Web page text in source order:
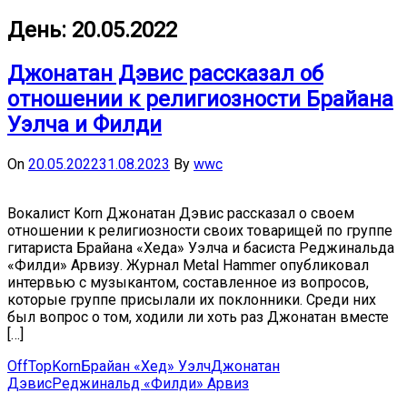
День: 20.05.2022
Джонатан Дэвис рассказал об
отношении к религиозности Брайана
Уэлча и Филди
On 20.05.202231.08.2023 By wwc
Вокалист Korn Джонатан Дэвис рассказал о своем
отношении к религиозности своих товарищей по группе
гитариста Брайана «Хеда» Уэлча и басиста Реджинальда
«Филди» Арвизу. Журнал Metal Hammer опубликовал
интервью с музыкантом, составленное из вопросов,
которые группе присылали их поклонники. Среди них
был вопрос о том, ходили ли хоть раз Джонатан вместе
[…]
OffTopKornБрайан «Хед» УэлчДжонатан
ДэвисРеджинальд «Филди» Арвиз